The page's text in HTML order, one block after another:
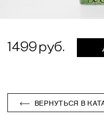
1499
ВЕРНУТЬСЯ В